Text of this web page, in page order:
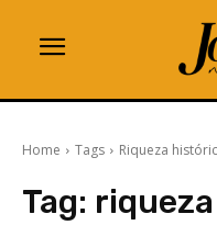
Home Tags Riqueza
Tag: